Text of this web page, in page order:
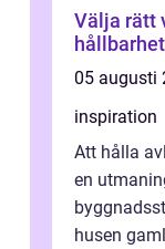
Välja rätt
05 augusti
inspiration
Att hålla
en
husen